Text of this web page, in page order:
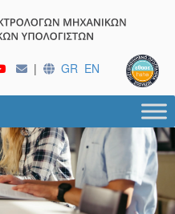
| GR EN